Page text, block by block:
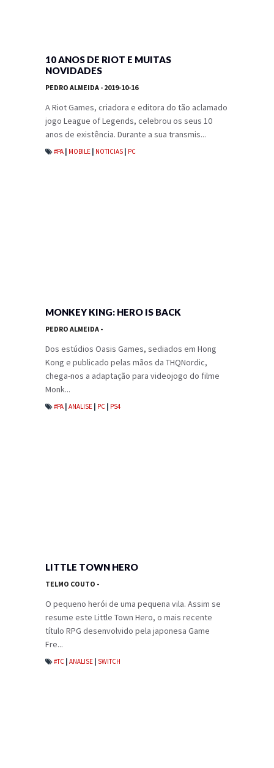
10 ANOS DE RIOT E MUITAS
NOVIDADES
PEDRO ALMEIDA - 2019-10-16
A Riot Games, criadora e editora do tão aclamado
jogo League of Legends, celebrou os seus 10
anos de existência. Durante a sua transmis...
#PA MOBILE NOTICIAS PC
MONKEY KING: HERO IS BACK
PEDRO ALMEIDA -
Dos estúdios Oasis Games, sediados em Hong
Kong e publicado pelas mãos da THQNordic,
chega-nos a adaptação para videojogo do filme
Monk...
#PA ANALISE PC PS4
LITTLE TOWN HERO
TELMO COUTO -
O pequeno herói de uma pequena vila. Assim se
resume este Little Town Hero, o mais recente
título RPG desenvolvido pela japonesa Game
Fre...
#TC ANALISE SWITCH